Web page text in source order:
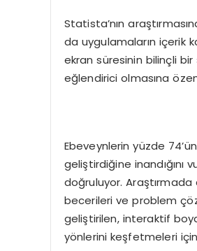
Statista’nın
da uygulamaların içerik
ekran süresinin bilinçli
eğlendirici olmasına
Ebeveynlerin yüzde
geliştirdiğine inandığını
doğruluyor.
becerileri ve problem
geliştirilen, interaktif
yönlerini keşfetmeleri